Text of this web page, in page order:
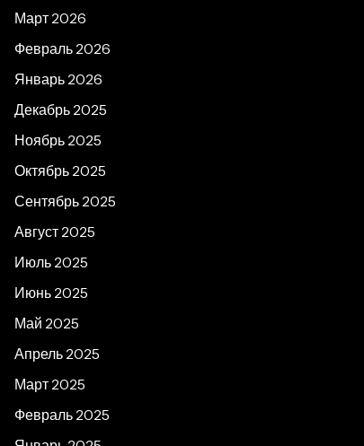
Март 2026
Февраль 2026
Январь 2026
Декабрь 2025
Ноябрь 2025
Октябрь 2025
Сентябрь 2025
Август 2025
Июль 2025
Июнь 2025
Май 2025
Апрель 2025
Март 2025
Февраль 2025